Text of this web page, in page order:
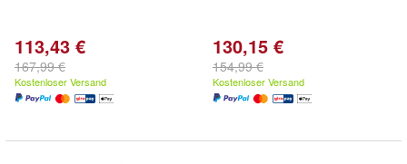
113,43 €
167,99 €
Kostenloser Versand
130,15 €
154,99 €
Kostenloser Versand